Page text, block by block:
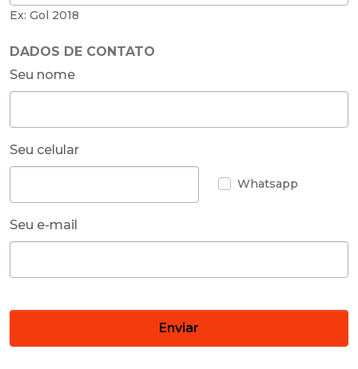
Ex: Gol 2018
DADOS DE CONTATO
Seu nome
Seu celular
Whatsapp
Seu e-mail
Enviar